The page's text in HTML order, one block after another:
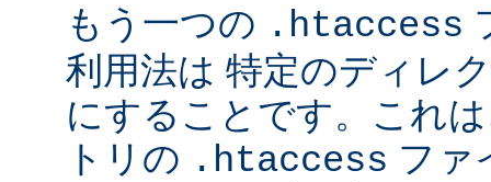
もう一つの .htaccess
利用法は 特定のディレ
にすることです。これ
トリの .htaccess ファ